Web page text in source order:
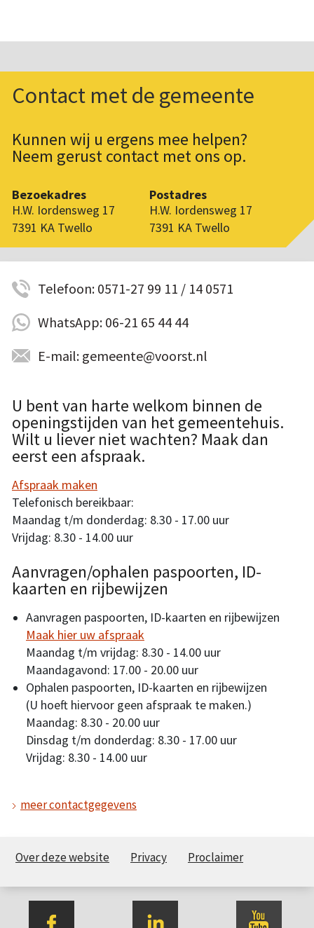
Contact met de gemeente
Kunnen wij u ergens mee helpen?
Neem gerust contact met ons op.
Bezoekadres
H.W. Iordensweg 17
7391 KA Twello
Postadres
H.W. Iordensweg 17
7391 KA Twello
Telefoon: 0571-27 99 11 / 14 0571
WhatsApp: 06-21 65 44 44
E-mail: gemeente@voorst.nl
U bent van harte welkom binnen de
openingstijden van het gemeentehuis.
Wilt u liever niet wachten? Maak dan
eerst een afspraak.
Afspraak maken
Telefonisch bereikbaar:
Maandag t/m donderdag: 8.30 - 17.00 uur
Vrijdag: 8.30 - 14.00 uur
Aanvragen/ophalen paspoorten, ID-
kaarten en rijbewijzen
Aanvragen paspoorten, ID-kaarten en rijbewijzen
Maak hier uw afspraak
Maandag t/m vrijdag: 8.30 - 14.00 uur
Maandagavond: 17.00 - 20.00 uur
Ophalen paspoorten, ID-kaarten en rijbewijzen
(U hoeft hiervoor geen afspraak te maken.)
Maandag: 8.30 - 20.00 uur
Dinsdag t/m donderdag: 8.30 - 17.00 uur
Vrijdag: 8.30 - 14.00 uur
meer contactgegevens
Over deze website Privacy Proclaimer